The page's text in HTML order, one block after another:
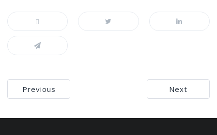
Bericht
navigatie
Previous Next